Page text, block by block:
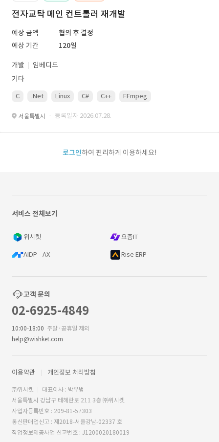
전자교탁 메인 컨트롤러 재개발
예상 금액
협의 후 결정
예상 기간
120일
개발
임베디드
기타
C .Net Linux C# C++ FFmpeg
서울특별시 · 등록일자 2026.07.28.
로그인하여 편리하게 이용하세요!
서비스 전체보기
위시켓 요즘IT
AIDP - AX Rise ERP
고객 문의
02-6925-4849
10:00-18:00 주말·공휴일 제외
help@wishket.com
이용약관 개인정보 처리방침
㈜위시켓
대표이사 : 박우범
서울특별시 강남구 테헤란로 211 3층 ㈜위시켓
사업자등록번호 : 209-81-57303
통신판매업신고 : 제2018-서울강남-02337 호
직업정보제공사업 신고번호 : J1200020180019